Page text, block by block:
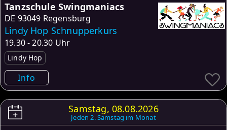
Tanzschule Swingmaniacs
DE 93049 Regensburg
Lindy Hop Schnupperkurs
19.30 - 20.30 Uhr
Lindy Hop
Info
Samstag, 08.08.2026
Jeden 2. Samstag im Monat